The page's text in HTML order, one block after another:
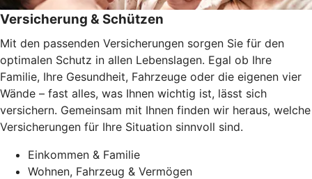
Versicherung & Schützen
Mit den passenden Versicherungen sorgen Sie für den
optimalen Schutz in allen Lebenslagen. Egal ob Ihre
Familie, Ihre Gesundheit, Fahrzeuge oder die eigenen vier
Wände – fast alles, was Ihnen wichtig ist, lässt sich
versichern. Gemeinsam mit Ihnen finden wir heraus, welche
Versicherungen für Ihre Situation sinnvoll sind.
Einkommen & Familie
Wohnen, Fahrzeug & Vermögen